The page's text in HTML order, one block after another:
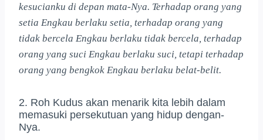
kesucianku di depan mata-Nya. Terhadap orang yang
setia Engkau berlaku setia, terhadap orang yang
tidak bercela Engkau berlaku tidak bercela, terhadap
orang yang suci Engkau berlaku suci, tetapi terhadap
orang yang bengkok Engkau berlaku belat-belit.
2. Roh Kudus akan menarik kita lebih dalam
memasuki persekutuan yang hidup dengan-
Nya.